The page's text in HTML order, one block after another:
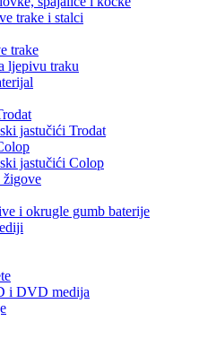
trake i stalci
trake
ljepivu traku
jastučići Trodat
jastučići Colop
žigove
i okrugle gumb baterije
i DVD medija